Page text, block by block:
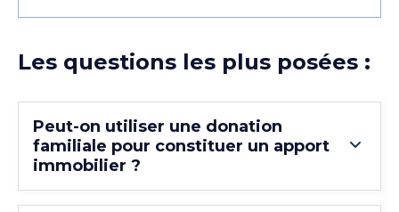
Les questions les plus posées :
Peut-on utiliser une donation
familiale pour constituer un apport
immobilier ?